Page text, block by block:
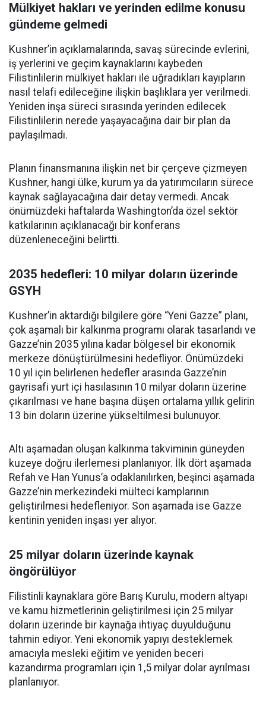
Mülkiyet hakları ve yerinden edilme konusu
gündeme gelmedi
Kushner’in açıklamalarında, savaş sürecinde evlerini,
iş yerlerini ve geçim kaynaklarını kaybeden
Filistinlilerin mülkiyet hakları ile uğradıkları kayıpların
nasıl telafi edileceğine ilişkin başlıklara yer verilmedi.
Yeniden inşa süreci sırasında yerinden edilecek
Filistinlilerin nerede yaşayacağına dair bir plan da
paylaşılmadı.
Planın finansmanına ilişkin net bir çerçeve çizmeyen
Kushner, hangi ülke, kurum ya da yatırımcıların sürece
kaynak sağlayacağına dair detay vermedi. Ancak
önümüzdeki haftalarda Washington’da özel sektör
katkılarının açıklanacağı bir konferans
düzenleneceğini belirtti.
2035 hedefleri: 10 milyar doların üzerinde
GSYH
Kushner’in aktardığı bilgilere göre “Yeni Gazze” planı,
çok aşamalı bir kalkınma programı olarak tasarlandı ve
Gazze’nin 2035 yılına kadar bölgesel bir ekonomik
merkeze dönüştürülmesini hedefliyor. Önümüzdeki
10 yıl için belirlenen hedefler arasında Gazze’nin
gayrisafi yurt içi hasılasının 10 milyar doların üzerine
çıkarılması ve hane başına düşen ortalama yıllık gelirin
13 bin doların üzerine yükseltilmesi bulunuyor.
Altı aşamadan oluşan kalkınma takviminin güneyden
kuzeye doğru ilerlemesi planlanıyor. İlk dört aşamada
Refah ve Han Yunus’a odaklanılırken, beşinci aşamada
Gazze’nin merkezindeki mülteci kamplarının
geliştirilmesi hedefleniyor. Son aşamada ise Gazze
kentinin yeniden inşası yer alıyor.
25 milyar doların üzerinde kaynak
öngörülüyor
Filistinli kaynaklara göre Barış Kurulu, modern altyapı
ve kamu hizmetlerinin geliştirilmesi için 25 milyar
doların üzerinde bir kaynağa ihtiyaç duyulduğunu
tahmin ediyor. Yeni ekonomik yapıyı desteklemek
amacıyla mesleki eğitim ve yeniden beceri
kazandırma programları için 1,5 milyar dolar ayrılması
planlanıyor.